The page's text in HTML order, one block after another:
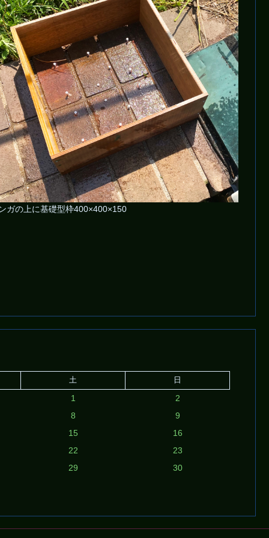
ガの上に基礎型枠400×400×150
土 日
1
2
8
9
15
16
22
23
29
30